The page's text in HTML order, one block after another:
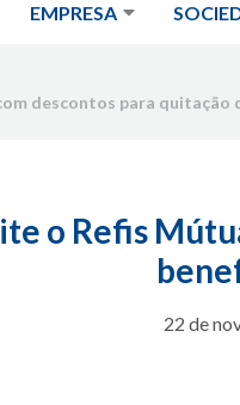
EMPRESA
descontos para quitação
o Refis
22 de